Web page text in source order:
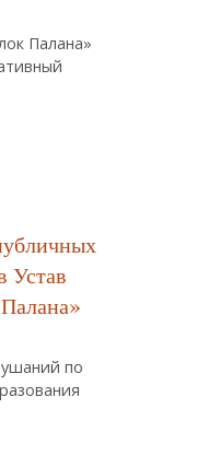
Палана»
В Нормативный
Устав
по